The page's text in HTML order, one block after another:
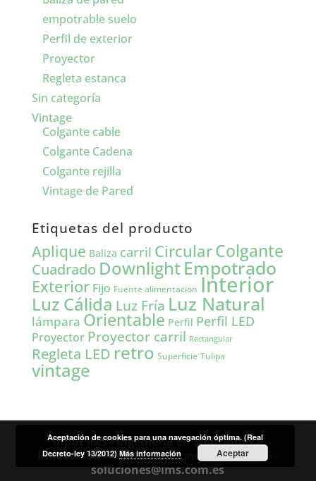
empotrable suelo
Perfil de exterior
Proyector
Regleta estanca
Sin categoría
Vintage
Colgante cable
Colgante Cadena
Colgante rejilla
Vintage de Pared
Etiquetas del producto
Aplique Baliza carril CircularColgante
Cuadrado DownlightEmpotrado
Exterior Fijo Fuente alimentacion Interior
Luz Cálida Luz Fría Luz Natural
lámpara Orientable Perfil Perfil LED
Proyector Proyector carril Rectangular
Regleta LEDretro Superficie Tulipa
vintage
Input IMS - Ingeniería en Soluciones e
Innovación - ©2016- Teléfono: 93 751 38 15 -
soluciones@ims.com.es
Aceptación de cookies para una navegación óptima. (Real
Decreto-ley 13/2012)Más información Aceptar